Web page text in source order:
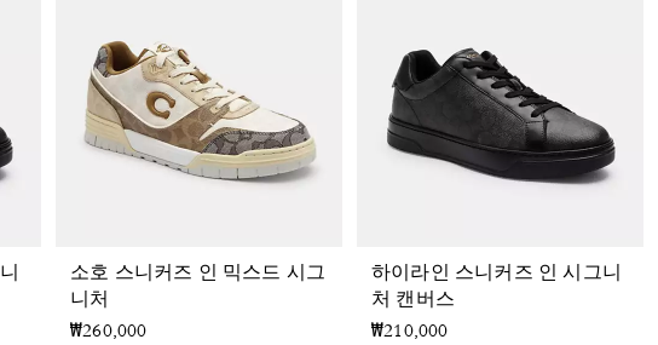
소호 스니커즈 인 믹스드 시그
니처
₩260,000
하이라인 스니커즈 인 시그니
처 캔버스
₩210,000